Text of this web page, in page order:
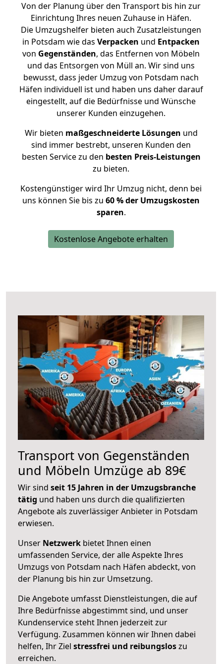
Von der Planung über den Transport bis hin zur
Einrichtung Ihres neuen Zuhause in Häfen.
Die Umzugshelfer bieten auch Zusatzleistungen
in Potsdam wie das Verpacken und Entpacken
von Gegenständen, das Entfernen von Möbeln
und das Entsorgen von Müll an. Wir sind uns
bewusst, dass jeder Umzug von Potsdam nach
Häfen individuell ist und haben uns daher darauf
eingestellt, auf die Bedürfnisse und Wünsche
unserer Kunden einzugehen.
Wir bieten maßgeschneiderte Lösungen und
sind immer bestrebt, unseren Kunden den
besten Service zu den besten Preis-Leistungen
zu bieten.
Kostengünstiger wird Ihr Umzug nicht, denn bei
uns können Sie bis zu 60 % der Umzugskosten
sparen.
Kostenlose Angebote erhalten
Transport von Gegenständen
und Möbeln Umzüge ab 89€
Wir sind seit 15 Jahren in der Umzugsbranche
tätig und haben uns durch die qualifizierten
Angebote als zuverlässiger Anbieter in Potsdam
erwiesen.
Unser Netzwerk bietet Ihnen einen
umfassenden Service, der alle Aspekte Ihres
Umzugs von Potsdam nach Häfen abdeckt, von
der Planung bis hin zur Umsetzung.
Die Angebote umfasst Dienstleistungen, die auf
Ihre Bedürfnisse abgestimmt sind, und unser
Kundenservice steht Ihnen jederzeit zur
Verfügung. Zusammen können wir Ihnen dabei
helfen, Ihr Ziel stressfrei und reibungsloszu
erreichen.